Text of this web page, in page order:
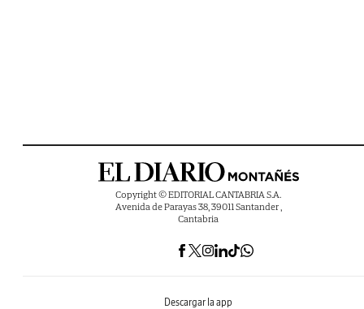
Copyright © EDITORIAL CANTABRIA S.A.
Avenida de Parayas 38, 39011 Santander ,
Cantabria
Descargar la app